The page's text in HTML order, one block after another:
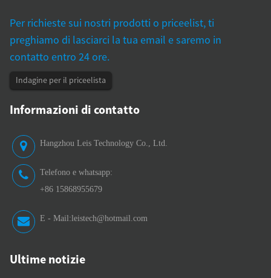
Per richieste sui nostri prodotti o priceelist, ti
preghiamo di lasciarci la tua email e saremo in
contatto entro 24 ore.
Indagine per il priceelista
Informazioni di contatto
Hangzhou Leis Technology Co., Ltd.
Telefono e whatsapp:
+86 15868955679
E - Mail:leistech@hotmail.com
Ultime notizie